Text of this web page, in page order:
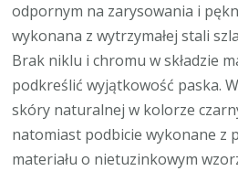
odpornym na zarysowania i
wykonana z wytrzymałej stali
Brak niklu i chromu w składzie
podkreślić wyjątkowość paska.
skóry naturalnej w kolorze
natomiast podbicie wykonane z
materiału o nietuzinkowym